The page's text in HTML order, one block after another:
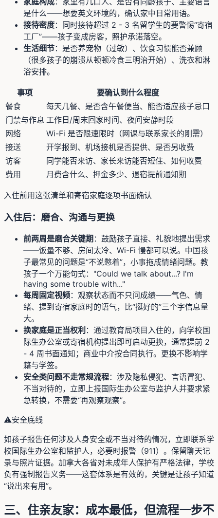
是什么——想要英文环境的，确认家中日常用语。
接待密度：同时接待超过 2 - 3 名留学生的要警惕“寄宿
工厂”——孩子变成房客，照护承诺落空。
生活细节：是否养宠物（过敏）、饮食习惯能否兼顾
（很多孩子的崩溃从顿顿冷食三明治开始）、洗衣和淋
浴安排。
事项
要确认到什么程度
餐食
每天几餐、是否含午餐便当、能否适应孩子忌口
门禁与作息 工作日/周末回家时间、夜间安静时段
网络
Wi-Fi 是否限速限时（网课与联系家长的刚需）
接送
开学报到、机场接机是否提供、是否另收费
访客
同学能否来访、家长来访能否短住、如何收费
费用
月费含什么、押金多少、退宿提前通知期
入住前用这张清单和寄宿家庭逐项书面确认
入住后：磨合、沟通与更换
前两周是磨合关键期：鼓励孩子直接、礼貌地提出需求
——饭量不够、房间太冷、Wi-Fi 慢都可以说。中国孩
子最常见的问题是“不说憋着”，小事拖成情绪问题。教
孩子一个万能句式："Could we talk about...? I'm
having some trouble with..."
每周固定视频：观察状态而不只问成绩——气色、情
绪、提到寄宿家庭时的语气，比“挺好的”三个字信息量
大。
换家庭是正当权利 ：通过教育局项目入住的，向学校国
际生办公室或寄宿机构提出即可启动更换，通常提前 2
- 4 周书面通知；商业中介按合同执行。更换不影响学
籍与学签。
安全类问题不走常规流程：涉及隐私侵犯、言语冒犯、
不当对待的，立即上报国际生办公室与监护人并要求紧
急转换，不需要“再观察观察”。
⚠️安全底线
如孩子报告任何涉及人身安全或不当对待的情况，立即联系学
校国际生办公室和监护人，必要时报警（911）。保留聊天记
录与照片证据。加拿大各省对未成年人保护有严格法律，学校
负有强制报告义务——这套体系是有效的，关键是让孩子知道
“说出来有用”。
三、住亲友家：成本最低，但流程一步不